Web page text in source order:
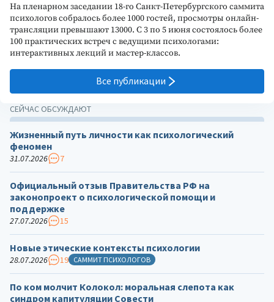
На пленарном заседании 18-го Санкт-Петербургского саммита
психологов собралось более 1000 гостей, просмотры онлайн-
трансляции превышают 13000. С 3 по 5 июня состоялось более
100 практических встреч с ведущими психологами:
интерактивных лекций и мастер-классов.
Все публикации
СЕЙЧАС ОБСУЖДАЮТ
Жизненный путь личности как психологический
феномен
31.07.2026 7
Официальный отзыв Правительства РФ на
законопроект о психологической помощи и
поддержке
27.07.2026 15
Новые этические контексты психологии
28.07.2026 19 САММИТ ПСИХОЛОГОВ
По ком молчит Колокол: моральная слепота как
синдром капитуляции Совести